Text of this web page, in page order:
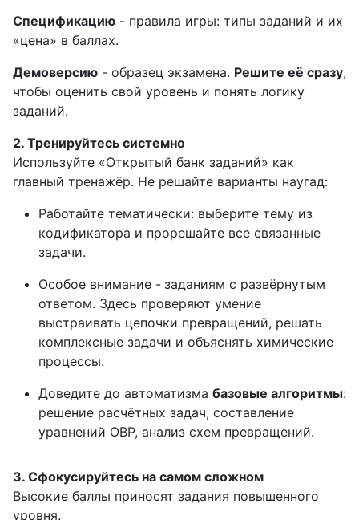
Спецификацию - правила игры: типы заданий и их
«цена» в баллах.
Демоверсию - образец экзамена. Решите её сразу,
чтобы оценить свой уровень и понять логику
заданий.
2. Тренируйтесь системно
Используйте «Открытый банк заданий» как
главный тренажёр. Не решайте варианты наугад:
Работайте тематически: выберите тему из
кодификатора и прорешайте все связанные
задачи.
Особое внимание - заданиям с развёрнутым
ответом. Здесь проверяют умение
выстраивать цепочки превращений, решать
комплексные задачи и объяснять химические
процессы.
Доведите до автоматизма базовые алгоритмы:
решение расчётных задач, составление
уравнений ОВР, анализ схем превращений.
3. Сфокусируйтесь на самом сложном
Высокие баллы приносят задания повышенного
уровня.